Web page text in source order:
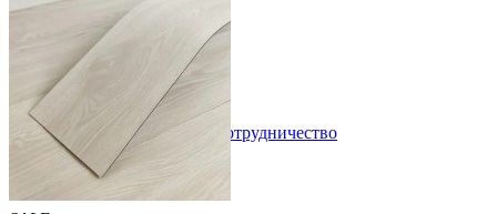
210 грн.
В закладки Сотрудничество